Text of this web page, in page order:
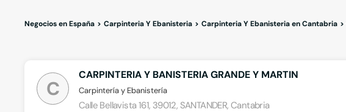
Negocios en España Carpinteria Y Ebanisteria Carpinteria Y Ebanisteria en Cantabria
C
CARPINTERIA Y BANISTERIA GRANDE Y MARTIN
Carpintería y Ebanistería
Calle Bellavista 161, 39012, SANTANDER, Cantabria